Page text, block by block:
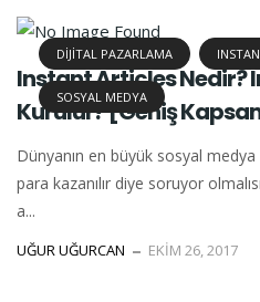
DIJITAL PAZARLAMA
SOSYAL MEDYA
Instant Articles Nedir?
Kurulur? [Geniş
Dünyanın en büyük sosyal
para kazanılır diye soruyor
a...
UĞUR UĞURCAN EKIM 26, 2017